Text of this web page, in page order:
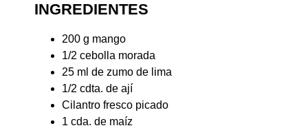
INGREDIENTES
200 g mango
1/2 cebolla morada
25 ml de zumo de lima
1/2 cdta. de ají
Cilantro fresco picado
1 cda. de maíz